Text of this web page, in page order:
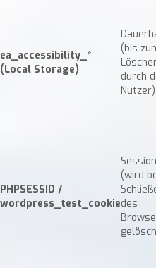
ea_accessibility_*
(Local Storage)
(bis
durch
Nutzer)
PHPSESSID /
wordpress_test_cookie
Session
(wird
des